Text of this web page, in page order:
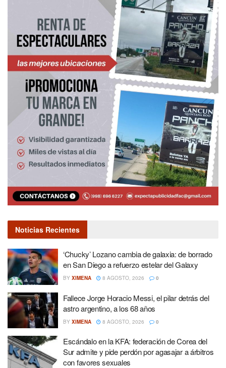
Noticias Recientes
‘Chucky’ Lozano cambia de galaxia: de borrado
en San Diego a refuerzo estelar del Galaxy
BY XIMENA 8 AGOSTO, 2026 0
Fallece Jorge Horacio Messi, el pilar detrás del
astro argentino, a los 68 años
BY XIMENA 8 AGOSTO, 2026 0
Escándalo en la KFA: federación de Corea del
Sur admite y pide perdón por agasajar a árbitros
con favores sexuales